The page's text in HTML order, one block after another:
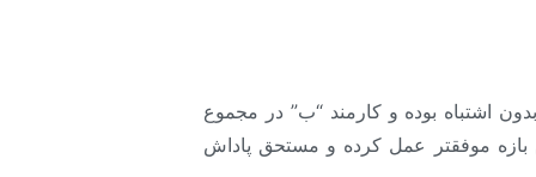
است که کارمند “الف” در مجموع ۱۱۰ مونتاژ داشته که از این تعداد ۳۹ مونتاژ (۳۵%) بدون اشتباه بوده و کارمند “ب” در مجموع
“ب” در این بازه موفقتر عمل کرده و مستحق پاداش